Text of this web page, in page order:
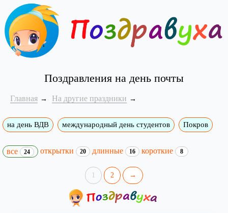
Поздравления на день почты
Главная На другие праздники
на день ВДВ международный день студентов Покров
все 24 открытки 20 длинные 16 короткие 8
1 2 →